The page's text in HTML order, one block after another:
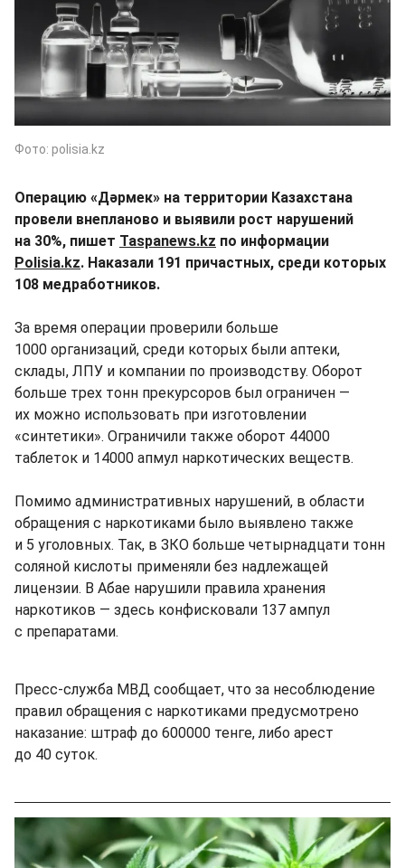
Фото: polisia.kz
Операцию «Дәрмек» на территории Казахстана
провели внепланово и выявили рост нарушений
на 30%, пишет Taspanews.kz по информации
Polisia.kz. Наказали 191 причастных, среди которых
108 медработников.
За время операции проверили больше
1000 организаций, среди которых были аптеки,
склады, ЛПУ и компании по производству. Оборот
больше трех тонн прекурсоров был ограничен —
их можно использовать при изготовлении
«синтетики». Ограничили также оборот 44000
таблеток и 14000 апмул наркотических веществ.
Помимо административных нарушений, в области
обращения с наркотиками было выявлено также
и 5 уголовных. Так, в ЗКО больше четырнадцати тонн
соляной кислоты применяли без надлежащей
лицензии. В Абае нарушили правила хранения
наркотиков — здесь конфисковали 137 ампул
с препаратами.
Пресс-служба МВД сообщает, что за несоблюдение
правил обращения с наркотиками предусмотрено
наказание: штраф до 600000 тенге, либо арест
до 40 суток.